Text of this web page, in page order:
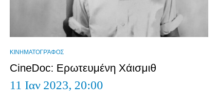
ΚΙΝΗΜΑΤΟΓΡΆΦΟΣ
CineDoc: Ερωτευμένη Χάισμιθ
11 Ιαν 2023, 20:00